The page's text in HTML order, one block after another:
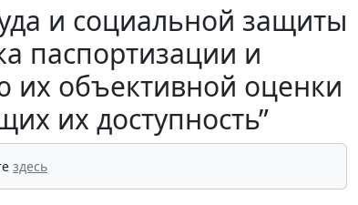
и социальной защиты
паспортизации и
их объективной оценки
их доступность”
здесь